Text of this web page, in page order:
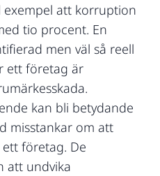
exempel att korruption
tio procent. En
men väl så reell
ett företag är
kan bli betydande
misstankar om att
företag. De
att undvika